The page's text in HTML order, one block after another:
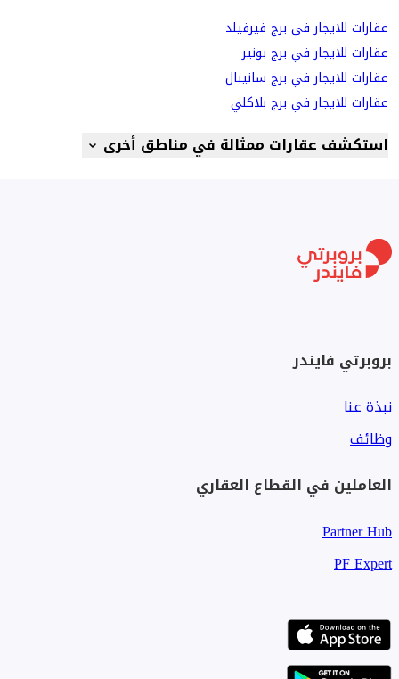
عقارات للايجار في برج فيرفيلد
عقارات للايجار في برج بونير
عقارات للايجار في برج سانيبال
عقارات للايجار في برج بلاكلي
استكشف عقارات ممثالة في مناطق أخرى
بروبرتي فايندر
نبذة عنا
وظائف
العاملين في القطاع العقاري
Partner Hub
PF Expert